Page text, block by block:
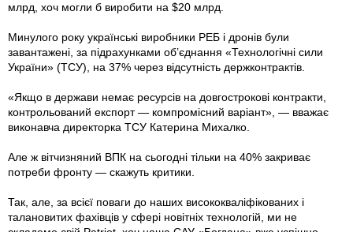
млрд, хоч могли б виробити на $20 млрд.
Минулого року українські виробники РЕБ і дронів були
завантажені, за підрахунками об’єднання «Технологічні сили
України» (ТСУ), на 37% через відсутність держконтрактів.
«Якщо в держави немає ресурсів на довгострокові контракти,
контрольований експорт — компромісний варіант», — вважає
виконавча директорка ТСУ Катерина Михалко.
Але ж вітчизняний ВПК на сьогодні тільки на 40% закриває
потреби фронту — скажуть критики.
Так, але, за всієї поваги до наших висококваліфікованих і
талановитих ­фахівців у сфері новітніх технологій, ми не